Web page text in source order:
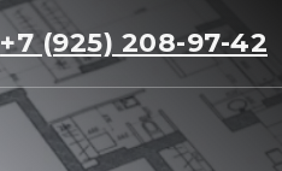
+7 (925) 208-97-42